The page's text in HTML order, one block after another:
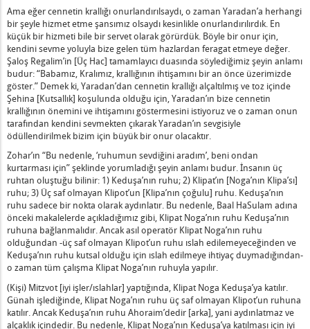
Kişi" Nedir?
vs, İsrail Bilmez" Ne Demektir?
Gözünüzde Yeni Gibi Olacaklar" Nedir?
Dua Etmemelidir" Nedir?
Tanıklıktır" Ne Demektir?
Kapları" Nedir?
Ama Yüzüm Görünmeyecek" Ne Demektir?
Tüketir" Ne Demektir?
Eğilimin Aleyhinde Konuşur" Nedir?
Yasası" Nedir?
Olmaya Gelen Her Şey Erkektir" Ne Anlama Gelir?
ve Hareketsiz Kaldı" Ne Demektir?
Kurulur ve Üstü Cennete Ulaşır" Ne Demektir?
Sonu Düzlük Olan Yol” Nedir?
Kutsama Yoktur” Ne Demektir?
Hakkında Uyarmak” Nedir?
Gözünde Sizin Bilgeliğiniz ve Anlayışınızdır” Nedir?
Bütün Halktır” Nedir?
Ama eğer cennetin krallığı onurlandırılsaydı, o zaman Yaradan’a herhangi
bir şeyle hizmet etme şansımız olsaydı kesinlikle onurlandırılırdık. En
küçük bir hizmeti bile bir servet olarak görürdük. Böyle bir onur için,
kendini sevme yoluyla bize gelen tüm hazlardan feragat etmeye değer.
Şaloş Regalim’in [Üç Hac] tamamlayıcı duasında söylediğimiz şeyin anlamı
budur: “Babamız, Kralımız, krallığının ihtişamını bir an önce üzerimizde
göster.” Demek ki, Yaradan’dan cennetin krallığı alçaltılmış ve toz içinde
Şehina [Kutsallık] koşulunda olduğu için, Yaradan’ın bize cennetin
krallığının önemini ve ihtişamını göstermesini istiyoruz ve o zaman onun
tarafından kendini sevmekten çıkarak Yaradan’ın sevgisiyle
ödüllendirilmek bizim için büyük bir onur olacaktır.
Zohar’ın “Bu nedenle, ‘ruhumun sevdiğini aradım’, beni ondan
kurtarması için” şeklinde yorumladığı şeyin anlamı budur. İnsanın üç
ruhtan oluştuğu bilinir: 1) Keduşa’nın ruhu; 2) Klipat’ın [Noga’nın Klipa’sı]
ruhu; 3) Üç saf olmayan Klipot’un [Klipa’nın çoğulu] ruhu. Keduşa’nın
ruhu sadece bir nokta olarak aydınlatır. Bu nedenle, Baal HaSulam adına
önceki makalelerde açıkladığımız gibi, Klipat Noga’nın ruhu Keduşa’nın
ruhuna bağlanmalıdır. Ancak asıl operatör Klipat Noga’nın ruhu
olduğundan -üç saf olmayan Klipot’un ruhu ıslah edilemeyeceğinden ve
Keduşa’nın ruhu kutsal olduğu için ıslah edilmeye ihtiyaç duymadığından-
o zaman tüm çalışma Klipat Noga’nın ruhuyla yapılır.
(Kişi) Mitzvot [iyi işler/ıslahlar] yaptığında, Klipat Noga Keduşa’ya katılır.
Günah işlediğinde, Klipat Noga’nın ruhu üç saf olmayan Klipot’un ruhuna
katılır. Ancak Keduşa’nın ruhu Ahoraim’dedir [arka], yani aydınlatmaz ve
alçaklık içindedir. Bu nedenle, Klipat Noga’nın Keduşa’ya katılması için iyi